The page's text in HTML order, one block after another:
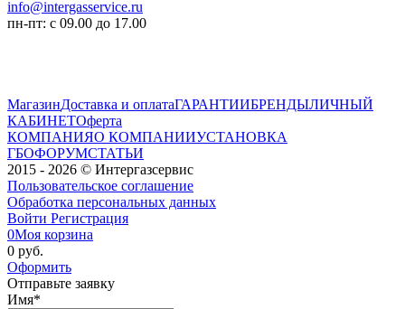
info@intergasservice.ru
пн-пт: с 09.00 до 17.00
МагазинДоставка и оплатаГАРАНТИИБРЕНДЫЛИЧНЫЙ
КАБИНЕТОферта
КОМПАНИЯО КОМПАНИИУСТАНОВКА
ГБОФОРУМСТАТЬИ
2015 - 2026 © Интергазсервис
Пользовательское соглашение
Обработка персональных данных
Войти Регистрация
0Моя корзина
0 руб.
Оформить
Отправьте заявку
Имя*